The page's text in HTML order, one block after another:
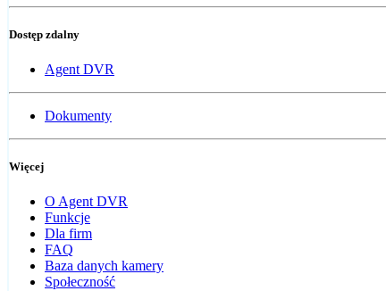
Dostęp zdalny
Agent DVR
Dokumenty
Więcej
O Agent DVR
Funkcje
Dla firm
FAQ
Baza danych kamery
Społeczność